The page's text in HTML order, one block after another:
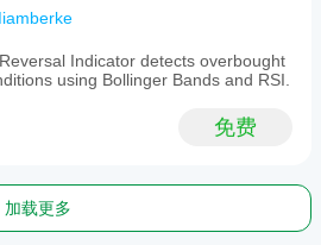
Indicator detects overbought
using Bollinger Bands and RSI.
免费
加载更多